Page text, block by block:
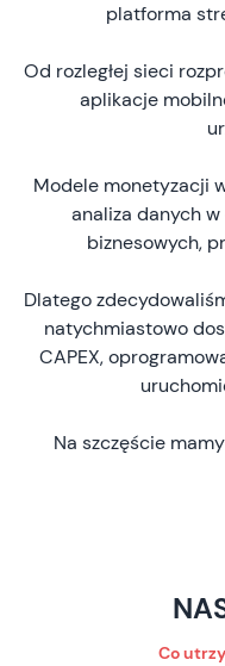
platforma
Od rozległej sieci
aplikacje
Modele monetyzacji
analiza danych
biznesowych,
Dlatego
natychmiastowo
CAPEX,
Na szczęście
Co